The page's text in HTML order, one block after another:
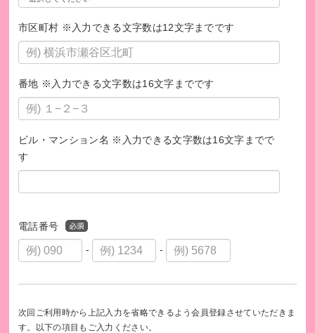
市区町村 ※入力できる文字数は12文字までです
番地 ※入力できる文字数は16文字までです
ビル・マンション名 ※入力できる文字数は16文字までで
す
電話番号
- -
次回ご利用時から上記入力を省略できるよう会員登録させていただきま
す。以下の項目もご入力ください。